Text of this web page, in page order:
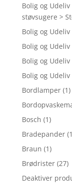
Bolig og
støvsugere >
Bolig og
Bolig og
Bolig og
Bolig og
Bordlamper (1)
Bosch (1)
Bradepander
Braun (1)
Brødrister (27)
Deaktiver